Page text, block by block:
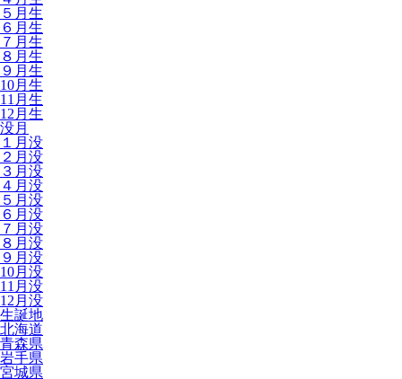
５月生
６月生
７月生
８月生
９月生
10月生
11月生
12月生
没月
１月没
２月没
３月没
４月没
５月没
６月没
７月没
８月没
９月没
10月没
11月没
12月没
生誕地
北海道
青森県
岩手県
宮城県